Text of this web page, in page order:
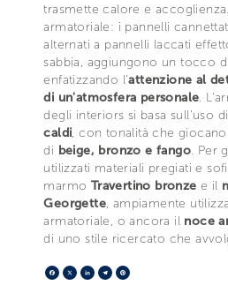
trasmette calore e accoglienza.
armatoriale: i pannelli
alternati a pannelli laccati
sabbia, aggiungono un tocco
enfatizzando l’attenzione al
di un'atmosfera personale.
degli interiors si basa sull'uso di
caldi, con tonalità che
di beige, bronzo e fango. Per
utilizzati materiali pregiati e
marmo Travertino bronze e il
Georgette, ampiamente
armatoriale, o ancora il noce
di uno stile ricercato che
Facebook
X LinkedIn
Telegram